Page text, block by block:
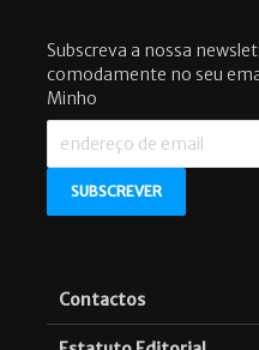
Subscreva a nossa
comodamente no seu
Minho
Contactos